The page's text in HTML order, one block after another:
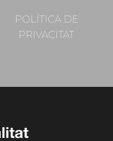
POLÍTICA DE
PRIVACITAT